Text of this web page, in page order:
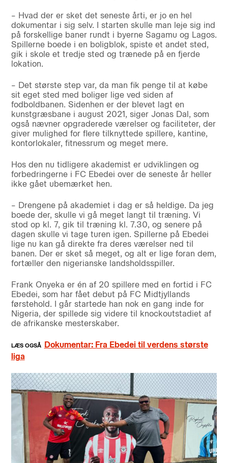
– Hvad der er sket det seneste årti, er jo en hel
dokumentar i sig selv. I starten skulle man leje sig ind
på forskellige baner rundt i byerne Sagamu og Lagos.
Spillerne boede i en boligblok, spiste et andet sted,
gik i skole et tredje sted og trænede på en fjerde
lokation.
– Det største step var, da man fik penge til at købe
sit eget sted med boliger lige ved siden af
fodboldbanen. Sidenhen er der blevet lagt en
kunstgræsbane i august 2021, siger Jonas Dal, som
også nævner opgraderede værelser og faciliteter, der
giver mulighed for flere tilknyttede spillere, kantine,
kontorlokaler, fitnessrum og meget mere.
Hos den nu tidligere akademist er udviklingen og
forbedringerne i FC Ebedei over de seneste år heller
ikke gået ubemærket hen.
– Drengene på akademiet i dag er så heldige. Da jeg
boede der, skulle vi gå meget langt til træning. Vi
stod op kl. 7, gik til træning kl. 7.30, og senere på
dagen skulle vi tage turen igen. Spillerne på Ebedei
lige nu kan gå direkte fra deres værelser ned til
banen. Der er sket så meget, og alt er lige foran dem,
fortæller den nigerianske landsholdsspiller.
Frank Onyeka er én af 20 spillere med en fortid i FC
Ebedei, som har fået debut på FC Midtjyllands
førstehold. I går startede han nok en gang inde for
Nigeria, der spillede sig videre til knockoutstadiet af
de afrikanske mesterskaber.
Dokumentar: Fra Ebedei til verdens største
liga